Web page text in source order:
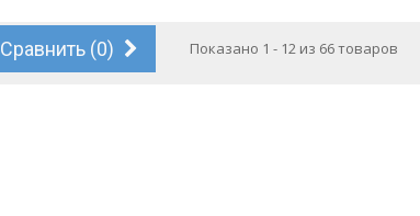
Сравнить (0) Показано 1 - 12 из 66 товаров